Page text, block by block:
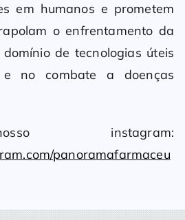
em humanos e prometem
o enfrentamento da
de tecnologias úteis
e no combate a doenças
instagram:
panoramafarmaceu